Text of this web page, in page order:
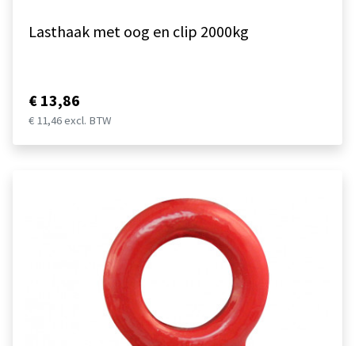
Lasthaak met oog en clip 2000kg
€ 13,86
€ 11,46 excl. BTW